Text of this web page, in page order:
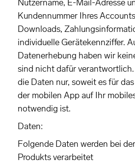
Nutzername, E-Mail-Adresse
Kundennummer Ihres
Downloads,
individuelle Gerätekennziffer.
Datenerhebung haben wir
sind nicht dafür
die Daten nur, soweit es für
der mobilen App auf Ihr
notwendig ist.
Daten:
Folgende Daten werden bei
Produkts verarbeitet